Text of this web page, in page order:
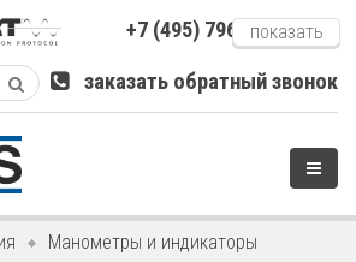
показать
+7 (495) 796-xxxxx
заказать обратный звонок
Манометры и индикаторы